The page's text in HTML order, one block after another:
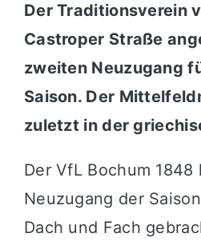
Der Traditionsverein
Castroper Straße
zweiten Neuzugang
Saison. Der
zuletzt in der
Der VfL Bochum
Neuzugang der
Dach und Fach